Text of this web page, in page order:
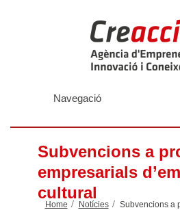
Navegació
Subvencions a
empresarials
cultural
Home Notícies
Subvencions a